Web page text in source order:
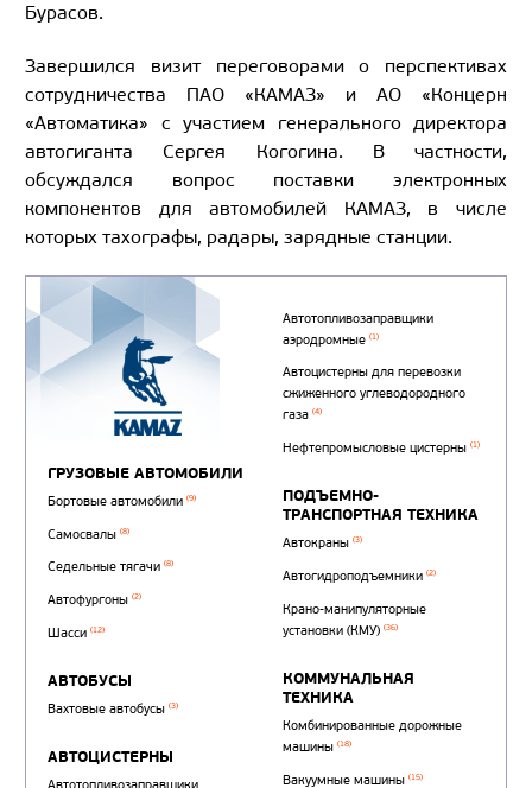
Бурасов.
Завершился визит переговорами о перспективах
сотрудничества ПАО «КАМАЗ» и АО «Концерн
«Автоматика» с участием генерального директора
автогиганта Сергея Когогина. В частности,
обсуждался вопрос поставки электронных
компонентов для автомобилей КАМАЗ, в числе
которых тахографы, радары, зарядные станции.